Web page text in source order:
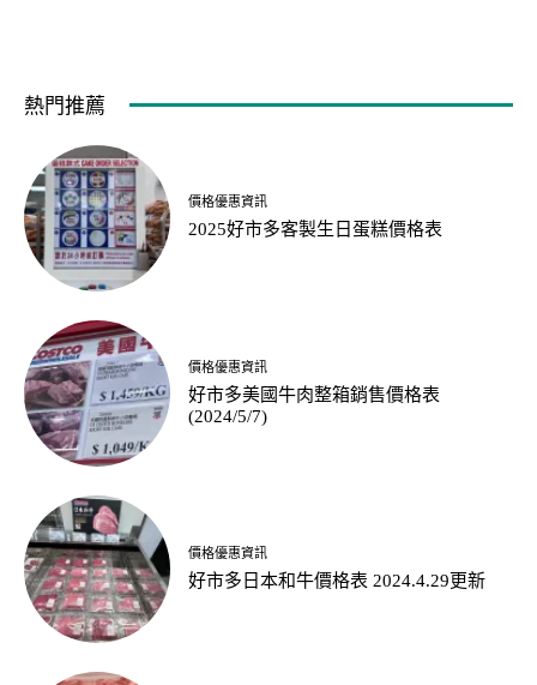
熱門推薦
價格優惠資訊
2025好市多客製生日蛋糕價格表
價格優惠資訊
好市多美國牛肉整箱銷售價格表
(2024/5/7)
價格優惠資訊
好市多日本和牛價格表 2024.4.29更新